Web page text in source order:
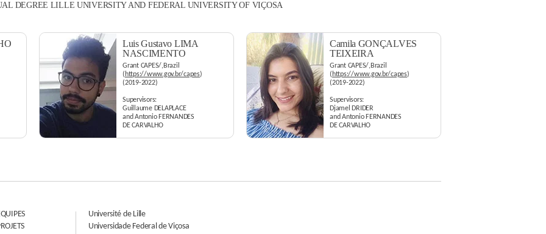
DEGREE LILLE UNIVERSITY AND FEDERAL UNIVERSITY OF VIÇOSA
Luis Gustavo LIMA
NASCIMENTO
Grant CAPES/,Brazil
( https://www.gov.br/capes)
(2019-2022)
Supervisors:
Guillaume DELAPLACE
and Antonio FERNANDES
DE CARVALHO
Camila GONÇALVES
TEIXEIRA
Grant CAPES/,Brazil
( https://www.gov.br/capes)
(2019-2022)
Supervisors:
Djamel DRIDER
and Antonio FERNANDES
DE CARVALHO
Université de Lille
Universidade Federal de Viçosa